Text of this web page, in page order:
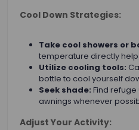
Cool Down Strategies:
Take cool showers or
temperature directly
Utilize cooling tools:
bottle to cool yourself
Seek shade: Find
awnings whenever
Adjust Your Activity: